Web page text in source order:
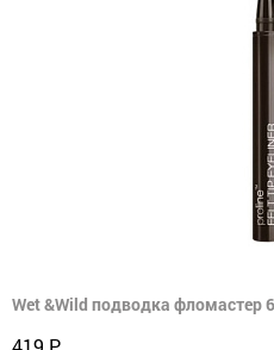
Wet &Wild подводка фломастер